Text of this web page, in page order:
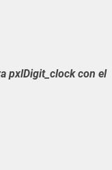
pxlDigit_clock con el